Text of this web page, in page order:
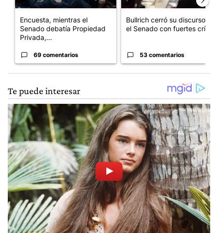
Encuesta, mientras el
Senado debatía Propiedad
Privada,...
69 comentarios
Bullrich cerró su discurso en
el Senado con fuertes crí...
53 comentarios